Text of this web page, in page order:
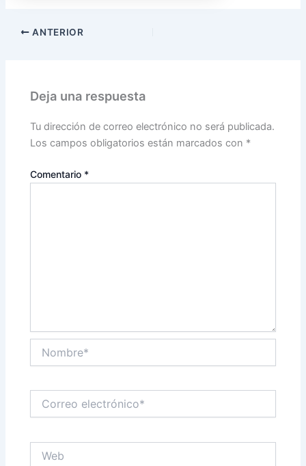
ANTERIOR
Deja una respuesta
Tu dirección de correo electrónico no será publicada.
Los campos obligatorios están marcados con *
Comentario *
electrónico*